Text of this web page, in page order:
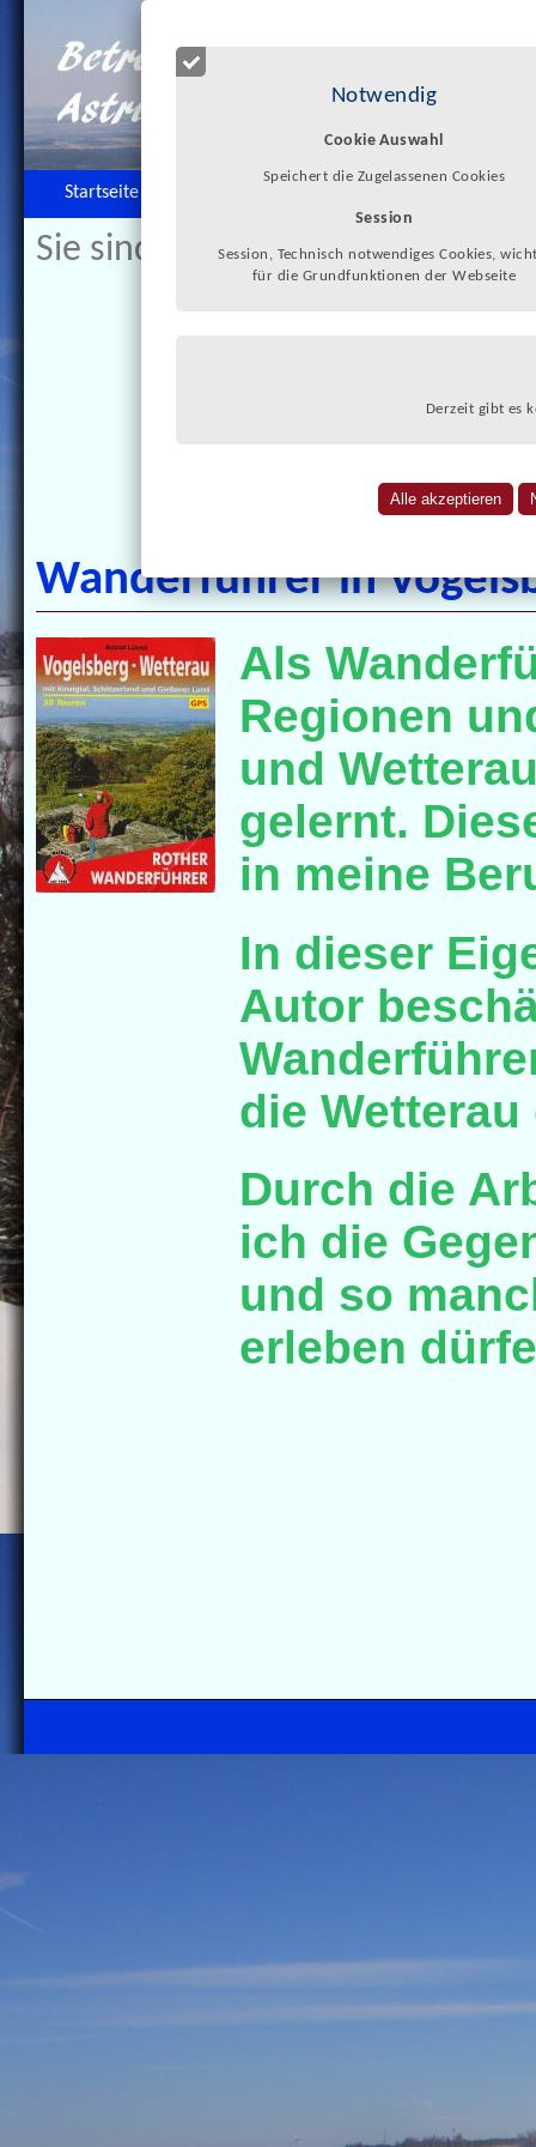
Notwendig
Cookie Auswahl
Speichert die Zugelassenen Cookies
Session
Session, Technisch notwendiges Cookies,
für die Grundfunktionen der Webseite
Derzeit gibt es
Startseite
Sie sind hier:>>Interessantes
Wanderführer in
Als
Regionen
und
gelernt.
in meine
In dieser
Autor
die
Durch die
ich die
und so
erleben